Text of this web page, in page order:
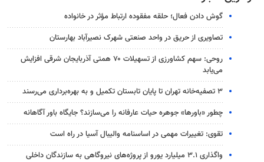
گوش دادن فعال؛ حلقه مفقوده ارتباط مؤثر در خانواده
تصاویری از حریق در واحد صنعتی شهرک نصیرآباد بهارستان
روحی: سهم کشاورزی از تسهیلات ۷۰ همتی آذربایجان شرقی افزایش
می‌یابد
۳ ﺗﺼﻔﻴﻪ‌ﺧﺎﻧﻪ‌ تهران تا پایان تابستان تکمیل و به بهره‌برداری می‌رسند
چطور «باورها» جوهره حیات عارفانه را می‌سازند؟ جایگاه باور آگاهانه
تقوی: تغییرات مهمی در اساسنامه والیبال آسیا در راه است
واگذاری ۳.۱ میلیارد یورو از پروژه‌های نیروگاهی به سازندگان داخلی